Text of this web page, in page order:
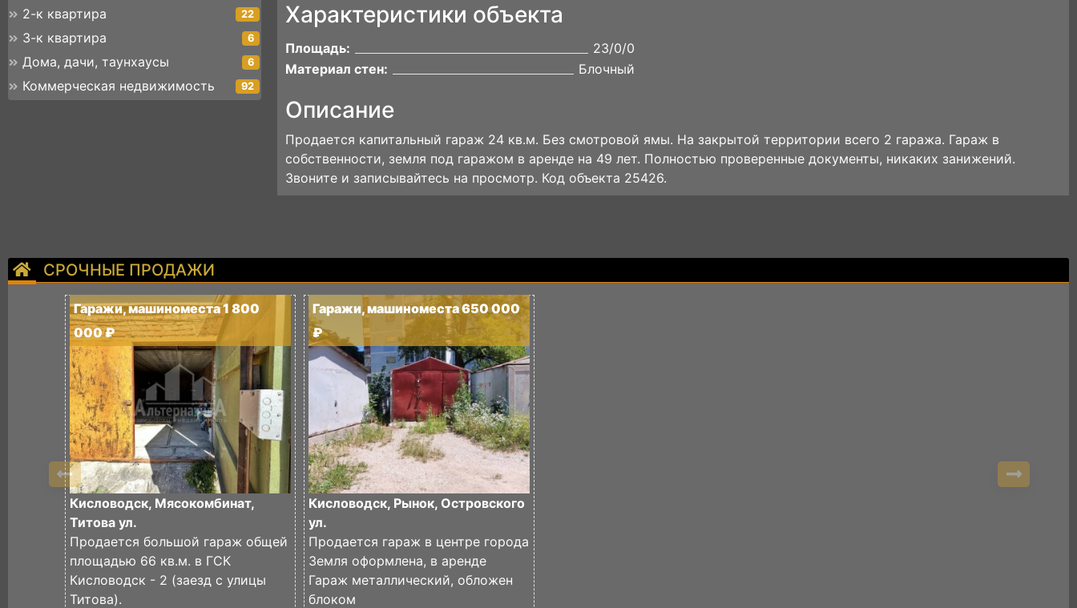
2-к квартира 22
3-к квартира 6
Дома, дачи, таунхаусы 6
Коммерческая недвижимость 92
Характеристики объекта
Площадь:
23/0/0
Материал стен:
Блочный
Описание
Продается капитальный гараж 24 кв.м. Без смотровой ямы. На закрытой территории всего 2 гаража. Гараж в
собственности, земля под гаражом в аренде на 49 лет. Полностью проверенные документы, никаких занижений.
Звоните и записывайтесь на просмотр. Код объекта 25426.
СРОЧНЫЕ ПРОДАЖИ
Гаражи, машиноместа 1 800
000 ₽
Кисловодск, Мясокомбинат,
Титова ул.
Продается большой гараж общей
площадью 66 кв.м. в ГСК
Кисловодск - 2 (заезд с улицы
Титова).
Гаражи, машиноместа 650 000
₽
Кисловодск, Рынок, Островского
ул.
Продается гараж в центре города
Земля оформлена, в аренде
Гараж металлический, обложен
блоком